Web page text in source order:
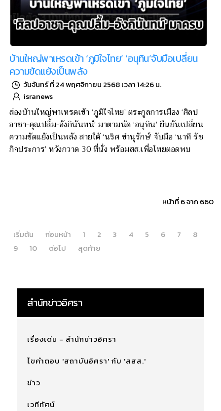
บ้านใหญ่พาเหรดเข้า ‘ภูมิใจไทย’ ‘อนุทิน’จับมือเปลี่ยน
ความขัดแย้งเป็นพลัง
วันจันทร์ ที่ 24 พฤศจิกายน 2568 เวลา 14:26 น.
isranews
ส่องบ้านใหญ่พาเหรดเข้า ‘ภูมิใจไทย’ ตระกูลการเมือง ‘ศิลป
อาชา-คุณปลื้ม-อังกินันทน์’ มาตามนัด ‘อนุทิน’ ยืนยันเปลี่ยน
ความขัดแย้งเป็นพลัง สายใต้ ‘นริศ ขำนุรักษ์’ จับมือ ‘นาที รัช
กิจประการ’ หวังกวาด 30 ที่นั่ง พร้อมสส.เพื่อไทยตอดพบ
หน้าที่ 6 จาก 660
เริ่มต้น ก่อนหน้า 1 2 3 4 5 6 7
8
9
10 ต่อไป สุดท้าย
สำนักข่าวอิศรา
เรื่องเด่น - สำนักข่าวอิศรา
ไขคำตอบ 'สถาบันอิศรา' กับ 'สสส.'
ข่าว
เวทีทัศน์